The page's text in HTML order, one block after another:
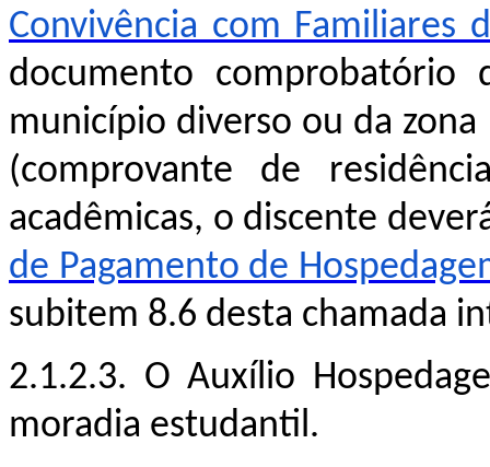
Convivência com Familiares
documento
município diverso ou da
(comprovante de
acadêmicas, o discente
de Pagamento de
subitem 8.6 desta chamada
2.1.2.3. O Auxílio
moradia estudantil.